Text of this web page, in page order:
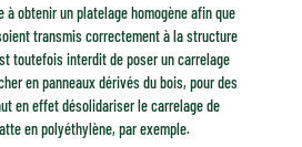
à obtenir un platelage homogène afin que
transmis correctement à la structure
toutefois interdit de poser un carrelage
en panneaux dérivés du bois, pour des
en effet désolidariser le carrelage de
en polyéthylène, par exemple.